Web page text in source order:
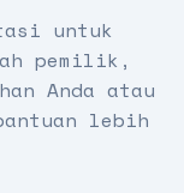
untuk
pemilik,
Anda atau
lebih